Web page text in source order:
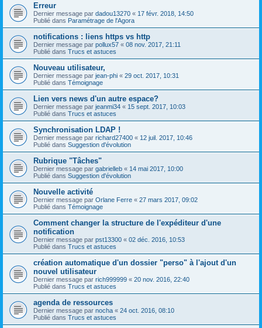
Erreur
Dernier message par dadou13270 « 17 févr. 2018, 14:50
Publié dans Paramétrage de l'Agora
notifications : liens https vs http
Dernier message par pollux57 « 08 nov. 2017, 21:11
Publié dans Trucs et astuces
Nouveau utilisateur,
Dernier message par jean-phi « 29 oct. 2017, 10:31
Publié dans Témoignage
Lien vers news d'un autre espace?
Dernier message par jeanmi34 « 15 sept. 2017, 10:03
Publié dans Trucs et astuces
Synchronisation LDAP !
Dernier message par richard27400 « 12 juil. 2017, 10:46
Publié dans Suggestion d'évolution
Rubrique "Tâches"
Dernier message par gabrielleb « 14 mai 2017, 10:00
Publié dans Suggestion d'évolution
Nouvelle activité
Dernier message par Orlane Ferre « 27 mars 2017, 09:02
Publié dans Témoignage
Comment changer la structure de l'expéditeur d'une
notification
Dernier message par pst13300 « 02 déc. 2016, 10:53
Publié dans Trucs et astuces
création automatique d'un dossier "perso" à l'ajout d'un
nouvel utilisateur
Dernier message par rich999999 « 20 nov. 2016, 22:40
Publié dans Trucs et astuces
agenda de ressources
Dernier message par nocha « 24 oct. 2016, 08:10
Publié dans Trucs et astuces